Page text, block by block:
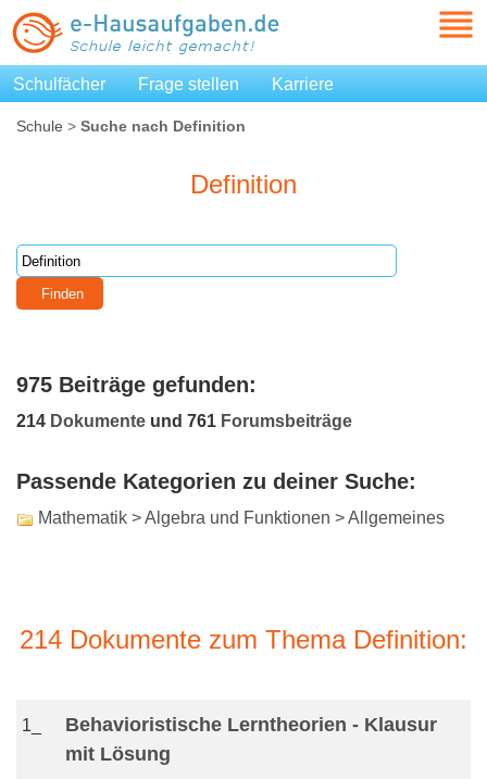
Schulfächer Frage stellen Karriere
Schule > Suche nach Definition
Definition
975 Beiträge gefunden:
214 Dokumente und 761 Forumsbeiträge
Passende Kategorien zu deiner Suche:
Mathematik > Algebra und Funktionen > Allgemeines
214 Dokumente zum Thema Definition:
1_
Behavioristische Lerntheorien - Klausur
mit Lösung